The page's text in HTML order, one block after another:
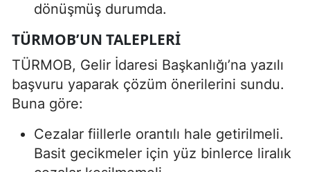
dönüşmüş durumda.
TÜRMOB’UN TALEPLERI
TÜRMOB, Gelir İdaresi Başkanlığı’na yazılı
başvuru yaparak çözüm önerilerini sundu.
Buna göre:
Cezalar fiillerle orantılı hale getirilmeli.
Basit gecikmeler için yüz binlerce liralık